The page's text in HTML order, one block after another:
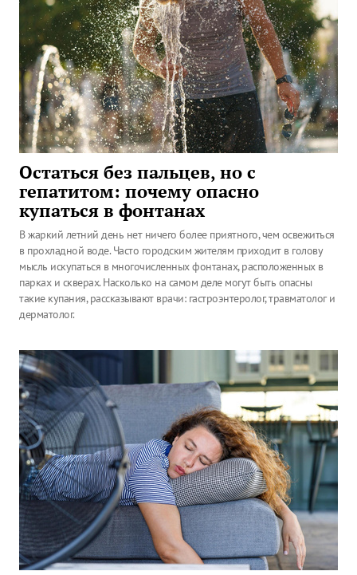
Остаться без пальцев, но с
гепатитом: почему опасно
купаться в фонтанах
В жаркий летний день нет ничего более приятного, чем освежиться
в прохладной воде. Часто городским жителям приходит в голову
мысль искупаться в многочисленных фонтанах, расположенных в
парках и скверах. Насколько на самом деле могут быть опасны
такие купания, рассказывают врачи: гастроэнтеролог, травматолог и
дерматолог.